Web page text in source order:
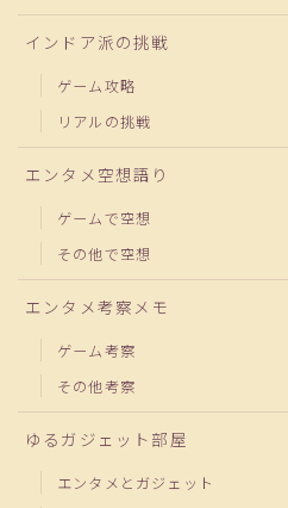
インドア派の挑戦
ゲーム攻略
リアルの挑戦
エンタメ空想語り
ゲームで空想
その他で空想
エンタメ考察メモ
ゲーム考察
その他考察
ゆるガジェット部屋
エンタメとガジェット